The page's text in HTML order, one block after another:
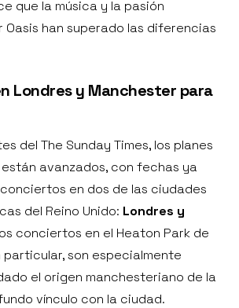
que la música y la pasión
han superado las diferencias
Londres y Manchester para
del The Sunday Times, los planes
avanzados, con fechas ya
en dos de las ciudades
del Reino Unido: Londres y
conciertos en el Heaton Park de
particular, son especialmente
el origen manchesteriano de la
vínculo con la ciudad.